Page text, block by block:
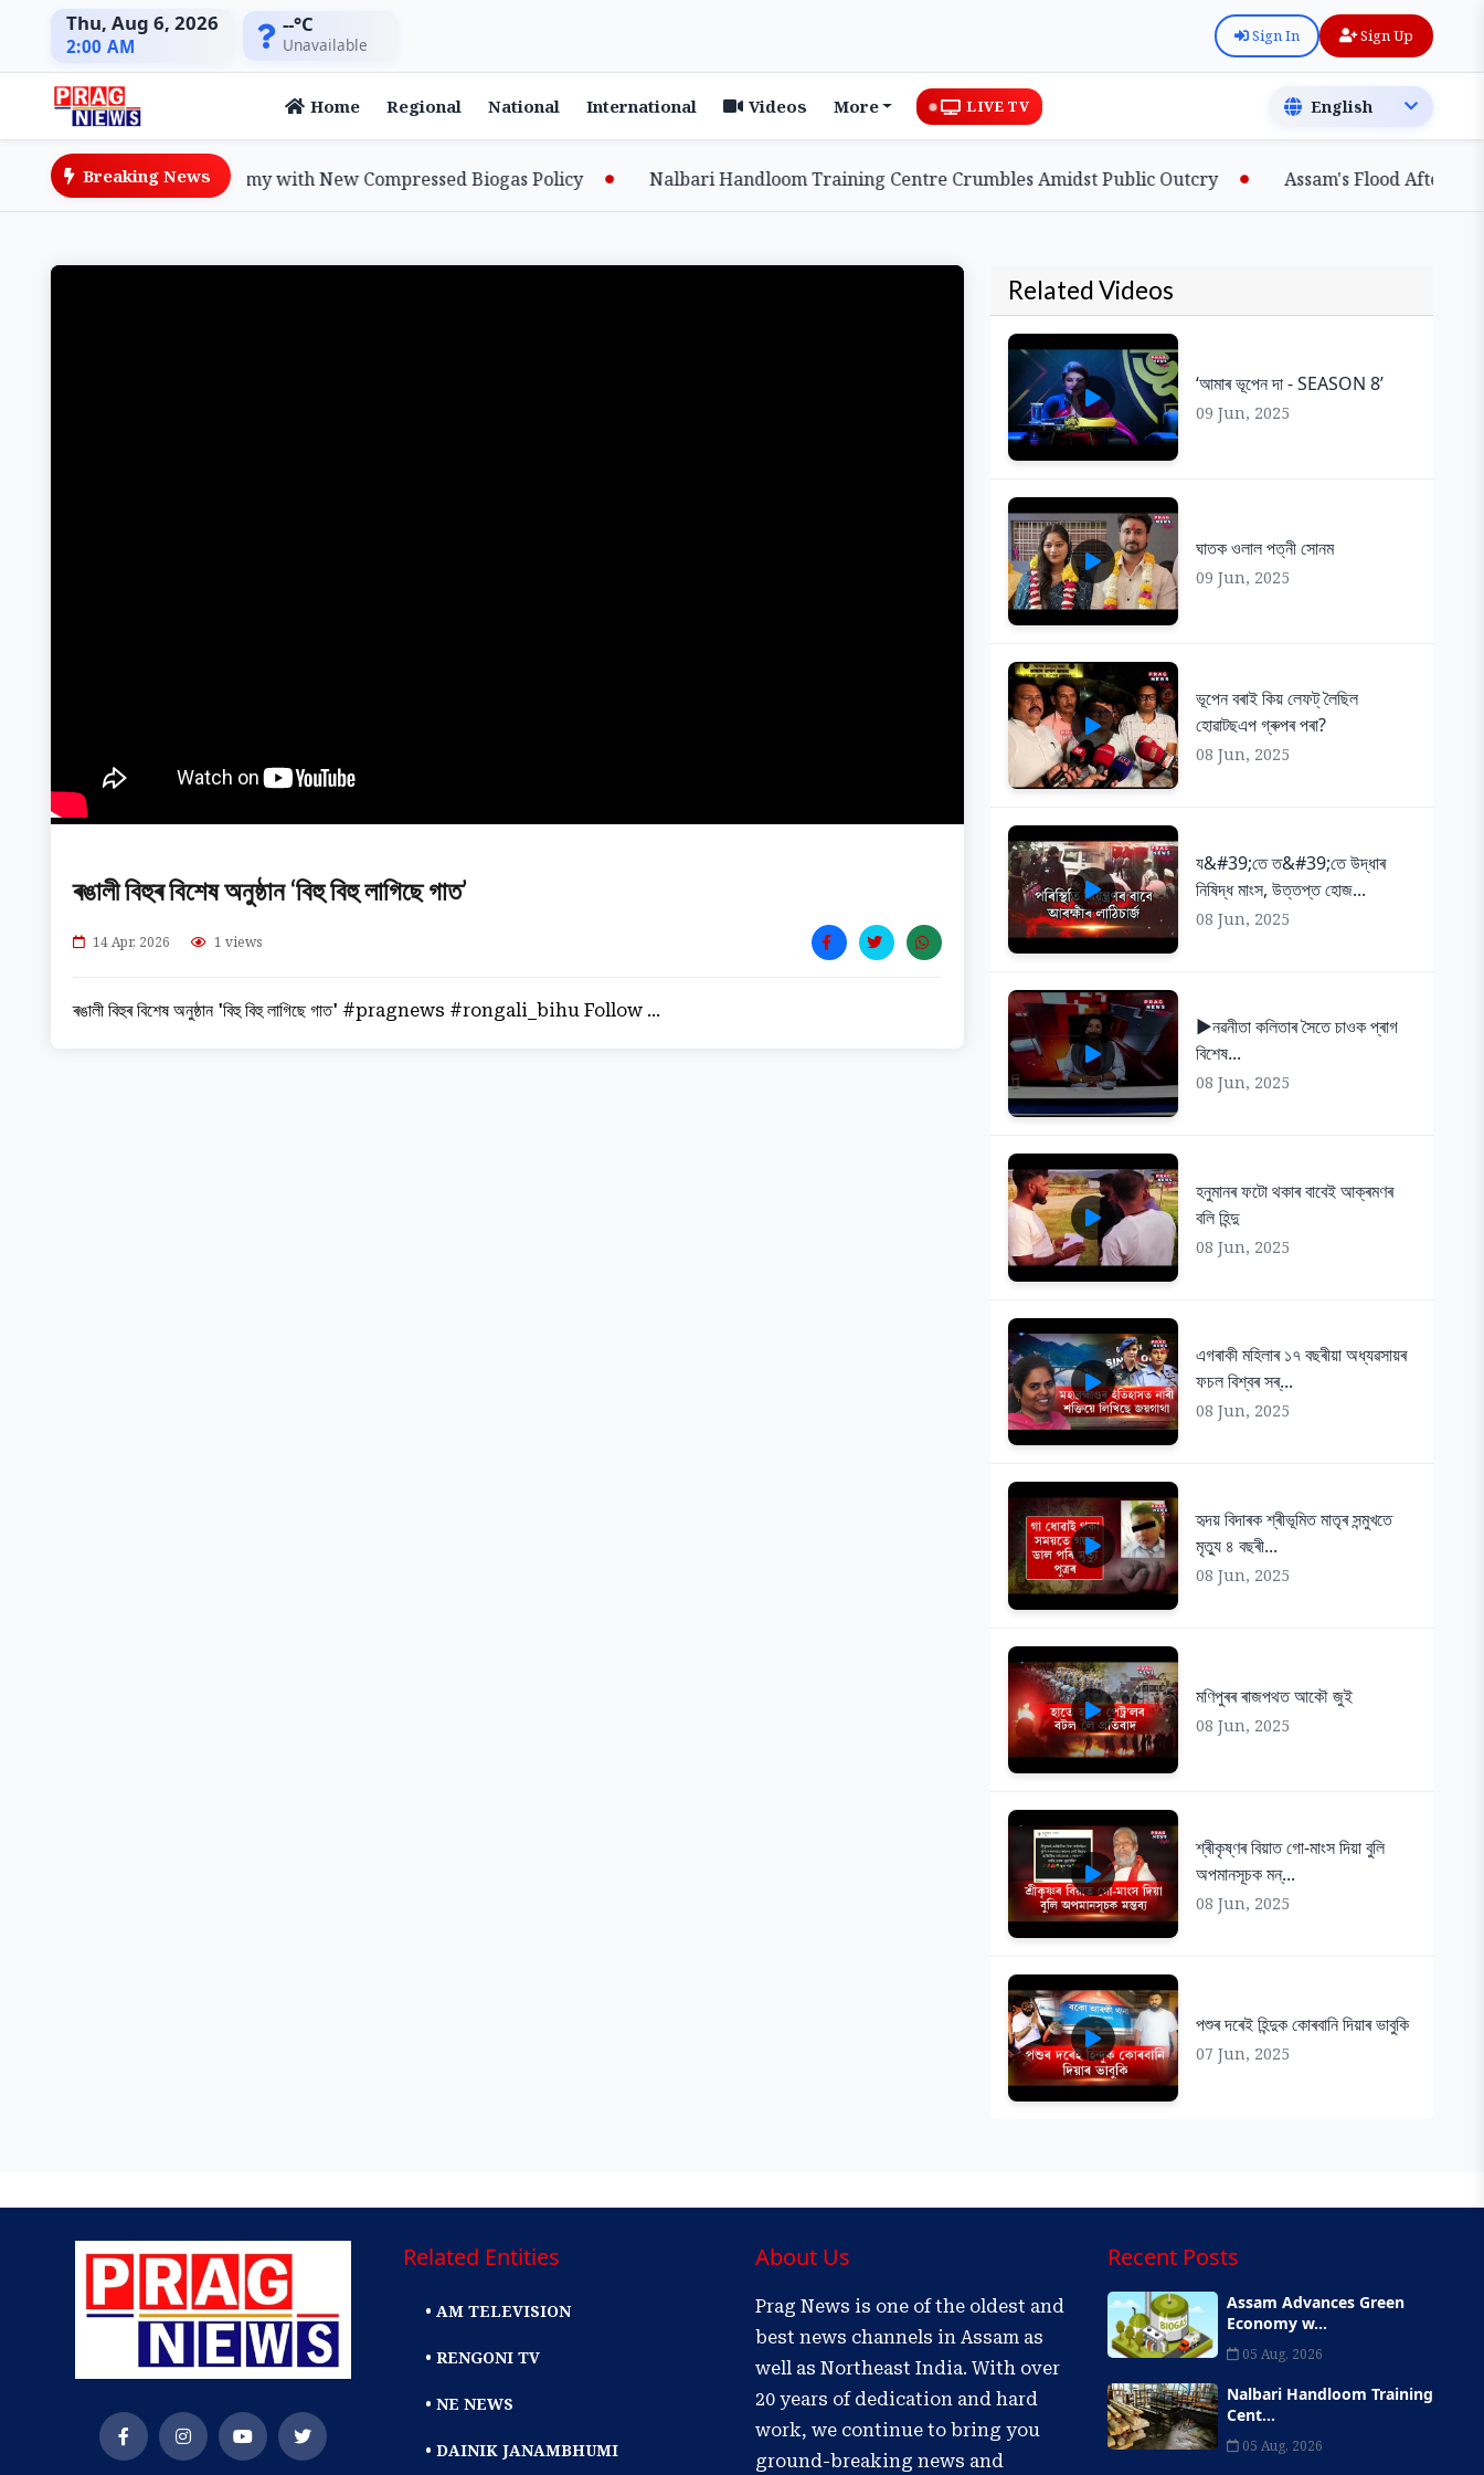
Thu, Aug 6, 2026
2:00 AM
--°C
Unavailable Sign In Sign Up
Home Regional National International Videos More LIVE TV
Breaking News
Advances Green Economy with New Compressed Biogas Policy Nalbari Handloom Training Centre Crumbles Amidst Public Outcry Assam's Flood Aftermath:
ৰঙালী বিহুৰ বিশেষ অনুষ্ঠান ‘বিহু বিহু লাগিছে গাত’
14 Apr, 2026 1 views
ৰঙালী বিহুৰ বিশেষ অনুষ্ঠান 'বিহু বিহু লাগিছে গাত' #pragnews #rongali_bihu Follow ...
Related Videos
‘আমাৰ ভূপেন দা - SEASON 8’
09 Jun, 2025
ঘাতক ওলাল পত্নী সোনম
09 Jun, 2025
ভূপেন বৰাই কিয় লেফট্ লৈছিল
হোৱাটছএপ গ্ৰুপৰ পৰা?
08 Jun, 2025
য&#39;তে ত&#39;তে উদ্ধাৰ
নিষিদ্ধ মাংস, উত্তপ্ত হোজ...
08 Jun, 2025
▶️নৱনীতা কলিতাৰ সৈতে চাওক প্ৰাগ
বিশেষ...
08 Jun, 2025
হনুমানৰ ফটো থকাৰ বাবেই আক্ৰমণৰ
বলি হিন্দু
08 Jun, 2025
এগৰাকী মহিলাৰ ১৭ বছৰীয়া অধ্যৱসায়ৰ
ফচল বিশ্বৰ সৰ্...
08 Jun, 2025
হৃদয় বিদাৰক শ্ৰীভূমিত মাতৃৰ সন্মুখতে
মৃত্যু ৪ বছৰী...
08 Jun, 2025
মণিপুৰৰ ৰাজপথত আকৌ জুই
08 Jun, 2025
শ্ৰীকৃষ্ণৰ বিয়াত গো-মাংস দিয়া বুলি
অপমানসূচক মন্...
08 Jun, 2025
পশুৰ দৰেই হিন্দুক কোৰবানি দিয়াৰ ভাবুকি
07 Jun, 2025
Related Entities
• AM TELEVISION
• RENGONI TV
• NE NEWS
• DAINIK JANAMBHUMI
About Us
Prag News is one of the oldest and
best news channels in Assam as
well as Northeast India. With over
20 years of dedication and hard
work, we continue to bring you
ground-breaking news and
Recent Posts
Assam Advances Green
Economy w...
05 Aug, 2026
Nalbari Handloom Training
Cent...
05 Aug, 2026